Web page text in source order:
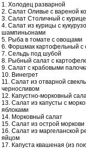
1. Холодец разварной
2. Салат Оливье с вареной
3. Салат Столичный с
4. Салат из курицы с
шампиньонами
5. Рыба в томате с овощами
6. Форшмак картофельный с
7. Сельдь под шубой
8. Рыбный салат с
9. Салат с крабовыми
10. Винегрет
11. Салат из отварной
черносливом
12. Капустно-морковный
13. Салат из капусты с
яблоками
14. Морковный салат
15. Салат из острой моркови
16. Салат из маргеланской
яйцом
17. Капуста квашеная (из